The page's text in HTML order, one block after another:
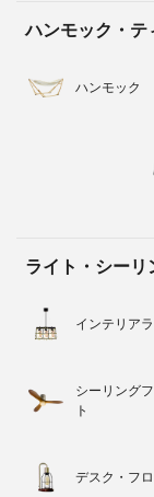
ハンモック・テ
ハンモック
ライト・シーリ
インテリア
シーリング
ト
デスク・フ